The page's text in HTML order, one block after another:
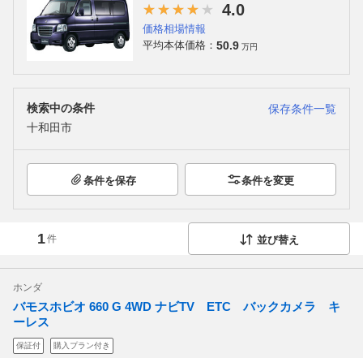
4.0
価格相場情報
平均本体価格： 50.9 万円
検索中の条件
保存条件一覧
十和田市
条件を保存 条件を変更
1件 並び替え
ホンダ
バモスホビオ 660 G 4WD ナビTV ETC バックカメラ キ
ーレス
保証付 購入プラン付き